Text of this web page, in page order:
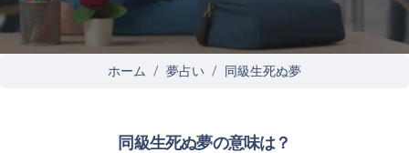
ホーム 夢占い 同級生死ぬ夢
同級生死ぬ夢の意味は？